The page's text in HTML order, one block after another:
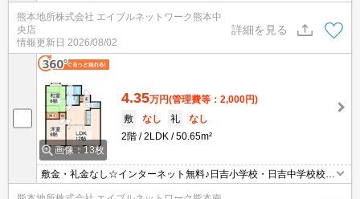
日吉中校区☆西熊本駅へのアクセスも良好です★コンビニ徒歩圏内
★人気のイオンタウン西熊本周辺のお部屋です☆彡
熊本地所株式会社 エイブルネットワーク熊本中
央店
情報更新日 2026/08/02
詳細を見る
画像：13枚
4.35万円(管理費等：2,000円)
敷
なし 礼
なし
2階
2LDK 50.65m²
敷金・礼金なし☆インターネット無料♪日吉小学校・日吉中学校校区
☆敷地内駐車場☆室内洗濯機置き場☆カウンターキッチン☆インタ